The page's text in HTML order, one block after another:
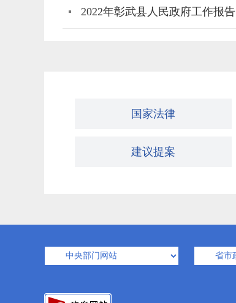
2022年彰武县人民政府工作报告
国家法律
建议提案